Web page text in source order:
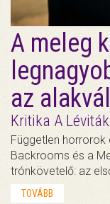
A meleg
az
Kritika A
Független horrorok
Backrooms és a
trónkövetelő: az
TOVÁBB